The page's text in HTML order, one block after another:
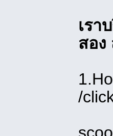
เรา
สอ
/